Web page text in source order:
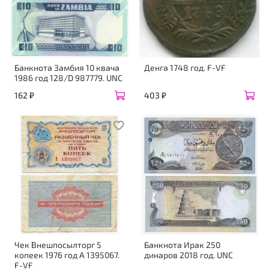
Банкнота Замбия 10 квача
1986 год 128/D 987779. UNC
162 ₽
Денга 1748 год. F-VF
403 ₽
Чек Внешпосылторг 5
копеек 1976 год А 1395067.
F-VF
Банкнота Ирак 250
динаров 2018 год. UNC